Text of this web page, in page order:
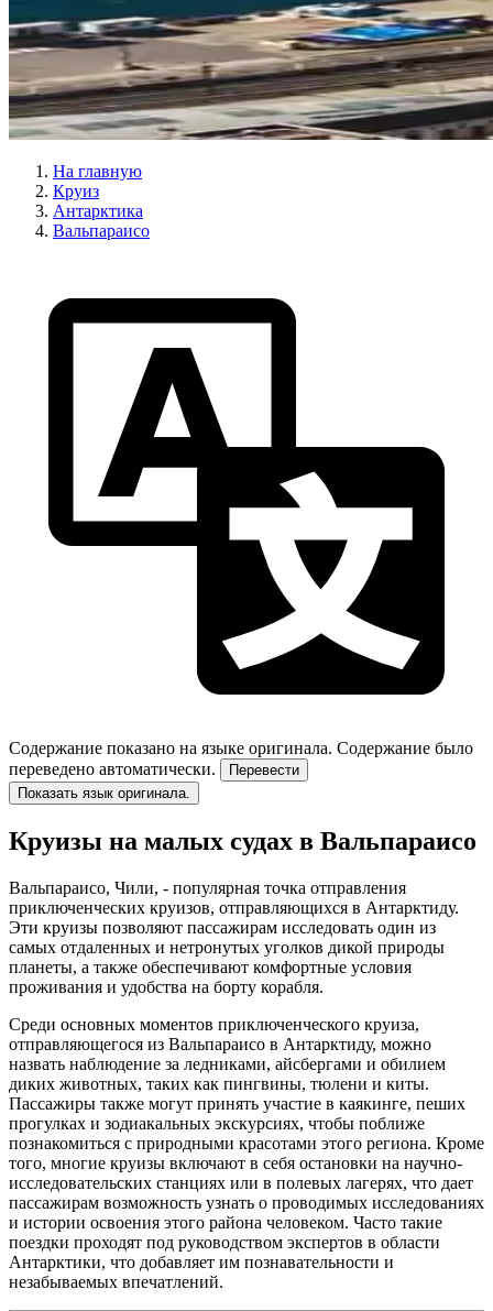
На главную
Круиз
Антарктика
Вальпараисо
Содержание показано на языке оригинала. Содержание было
переведено автоматически.
Перевести
Показать язык оригинала.
Круизы на малых судах в Вальпараисо
Вальпараисо, Чили, - популярная точка отправления
приключенческих круизов, отправляющихся в Антарктиду.
Эти круизы позволяют пассажирам исследовать один из
самых отдаленных и нетронутых уголков дикой природы
планеты, а также обеспечивают комфортные условия
проживания и удобства на борту корабля.
Среди основных моментов приключенческого круиза,
отправляющегося из Вальпараисо в Антарктиду, можно
назвать наблюдение за ледниками, айсбергами и обилием
диких животных, таких как пингвины, тюлени и киты.
Пассажиры также могут принять участие в каякинге, пеших
прогулках и зодиакальных экскурсиях, чтобы поближе
познакомиться с природными красотами этого региона. Кроме
того, многие круизы включают в себя остановки на научно-
исследовательских станциях или в полевых лагерях, что дает
пассажирам возможность узнать о проводимых исследованиях
и истории освоения этого района человеком. Часто такие
поездки проходят под руководством экспертов в области
Антарктики, что добавляет им познавательности и
незабываемых впечатлений.